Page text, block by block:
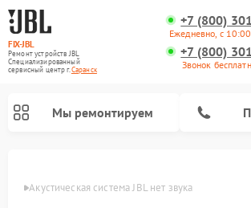
FIX-JBL
Ремонт устройств JBL
Специализированный
cервисный центр г.Саранск
+7 (800)
Ежедневно, с
+7 (800)
Звонок
Мы ремонтируем
Акустическая система JBL нет звука